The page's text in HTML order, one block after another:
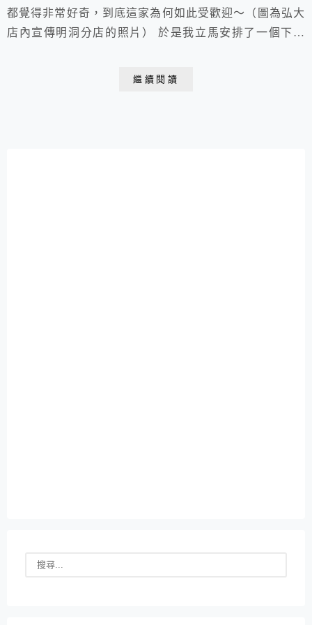
都覺得非常好奇，到底這家為何如此受歡迎～（圖為弘大
店內宣傳明洞分店的照片） 於是我立馬安排了一個下午
繼續閱讀